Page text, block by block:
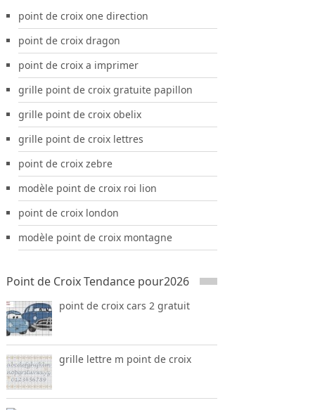
point de croix one direction
point de croix dragon
point de croix a imprimer
grille point de croix gratuite papillon
grille point de croix obelix
grille point de croix lettres
point de croix zebre
modèle point de croix roi lion
point de croix london
modèle point de croix montagne
Point de Croix Tendance pour2026
point de croix cars 2 gratuit
grille lettre m point de croix